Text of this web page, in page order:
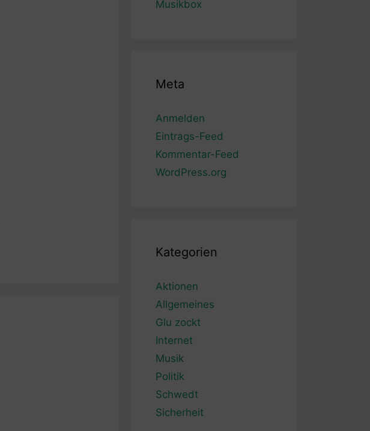
Musikbox
Meta
Anmelden
Eintrags-Feed
Kommentar-Feed
WordPress.org
Kategorien
Aktionen
Allgemeines
Glu zockt
Internet
Musik
Politik
Schwedt
Sicherheit